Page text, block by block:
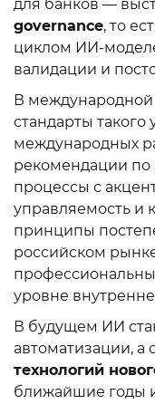
для банков —
governance, то
циклом ИИ-
валидации и
В
стандарты
международных
рекомендации по
процессы с
управляемость и
принципы
российском
уровне
В будущем ИИ
автоматизации, а
технологий
ближайшие годы